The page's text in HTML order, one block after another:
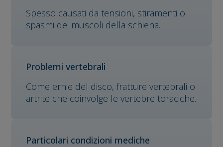
Spesso causati da tensioni, stiramenti o
spasmi dei muscoli della schiena.
Problemi vertebrali
Come ernie del disco, fratture vertebrali o
artrite che coinvolge le vertebre toraciche.
Particolari condizioni mediche